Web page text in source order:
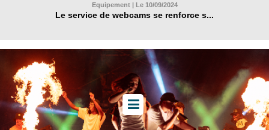
Equipement | Le 10/09/2024
Le service de webcams se renforce s...